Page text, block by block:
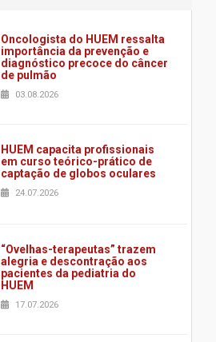
Oncologista do HUEM ressalta
importância da prevenção e
diagnóstico precoce do câncer
de pulmão
03.08.2026
HUEM capacita profissionais
em curso teórico-prático de
captação de globos oculares
24.07.2026
“Ovelhas-terapeutas” trazem
alegria e descontração aos
pacientes da pediatria do
HUEM
17.07.2026